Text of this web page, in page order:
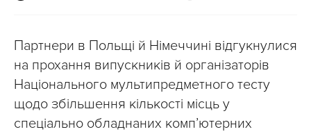
Партнери в Польщі й Німеччині відгукнулися
на прохання випускників й організаторів
Національного мультипредметного тесту
щодо збільшення кількості місць у
спеціально обладнаних комп’ютерних